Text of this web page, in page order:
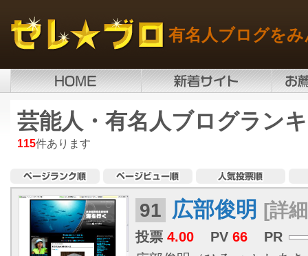
有名人ブログを
芸能人・有名人ブログラン
115件あります
91 広部俊明 [詳
投票 4.00 PV 66
PR